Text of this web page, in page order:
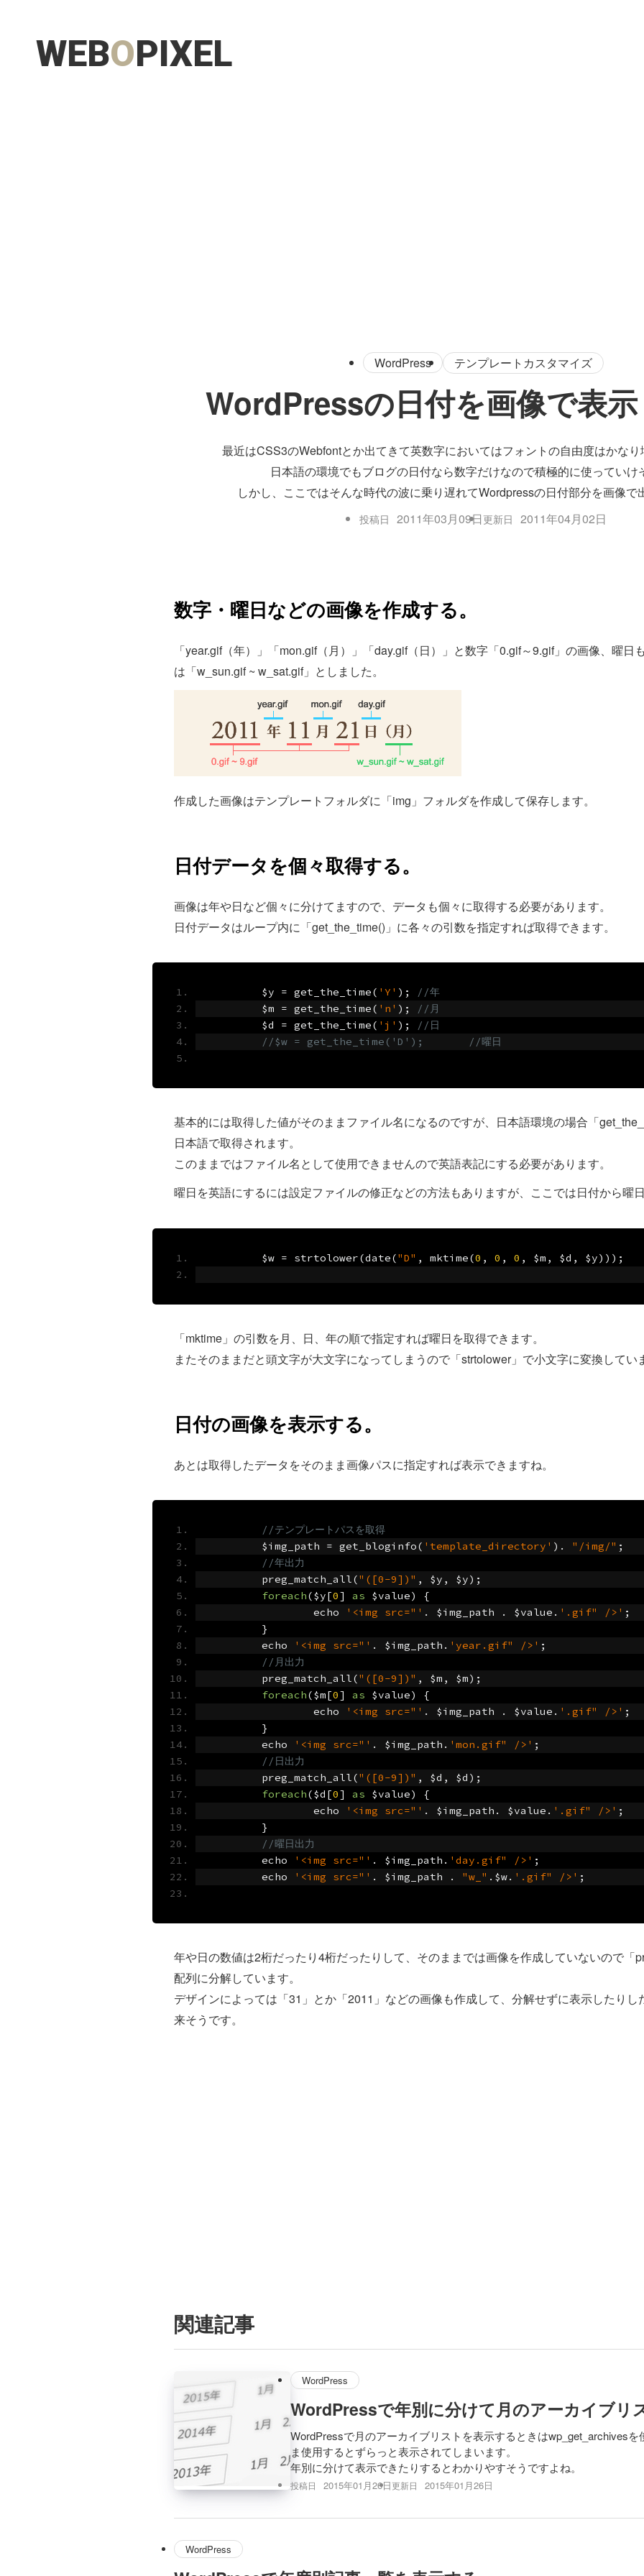
WEBOPIXEL
WordPress テンプレートカスタマイズ
WordPressの日付を画像で表
最近はCSS3のWebfontとか出てきて英数字においてはフォントの自由度はかな
日本語の環境でもブログの日付なら数字だけなので積極的に使っていけ
しかし、ここではそんな時代の波に乗り遅れてWordpressの日付部分を画像で
投稿日 2011年03月09日更新日 2011年04月02日
数字・曜日などの画像を作成する。
「year.gif（年）」「mon.gif（月）」「day.gif（日）」と数字「0.gif～9.gif」の画像、曜日
は「w_sun.gif ~ w_sat.gif」としました。
作成した画像はテンプレートフォルダに「img」フォルダを作成して保存します。
日付データを個々取得する。
画像は年や日など個々に分けてますので、データも個々に取得する必要があります。
日付データはループ内に「get_the_time()」に各々の引数を指定すれば取得できます。
	$y
= get_the_time( 'Y' );
//年
	$m
= get_the_time( 'n' );
//月
	$d
= get_the_time( 'j' );
//日
//$w = get_the_time('D');	//曜日
基本的には取得した値がそのままファイル名になるのですが、日本語環境の場合「
日本語で取得されます。
このままではファイル名として使用できませんので英語表記にする必要があります。
曜日を英語にするには設定ファイルの修正などの方法もありますが、ここでは日付から曜
	$w
= strtolower(date("D" , mktime(0 , 0 , 0 , $m , $d , $y)));
「mktime」の引数を月、日、年の順で指定すれば曜日を取得できます。
またそのままだと頭文字が大文字になってしまうので「strtolower」で小文字に変換してい
日付の画像を表示する。
あとは取得したデータをそのまま画像パスに指定すれば表示できますね。
//テンプレートパスを取得
	$img_path
= get_bloginfo( 'template_directory' ). "/img/" ;
//年出力
	preg_match_all
("([0-9])" , $y , $y);
foreach($y[0] as $value)
{
		echo
'<img src="' . $img_path . $value . '.gif" />' ;
}
	echo
'<img src="' . $img_path . 'year.gif" />' ;
//月出力
	preg_match_all
("([0-9])" , $m , $m);
foreach($m[0] as $value)
{
		echo
'<img src="' . $img_path . $value . '.gif" />' ;
}
	echo
'<img src="' . $img_path . 'mon.gif" />' ;
//日出力
	preg_match_all
("([0-9])" , $d , $d );
foreach($d [0] as $value)
{
		echo
'<img src="' . $img_path . $value . '.gif" />' ;
}
//曜日出力
	echo
'<img src="' . $img_path . 'day.gif" />' ;
	echo
'<img src="' . $img_path . "w_" . $w. '.gif" />' ;
年や日の数値は2桁だったり4桁だったりして、そのままでは画像を作成していないので「
配列に分解しています。
デザインによっては「31」とか「2011」などの画像も作成して、分解せずに表示したり
来そうです。
関連記事
WordPress
WordPressで年別に分けて月のアーカイブリ
WordPressで月のアーカイブリストを表示するときはwp_get_archives
ま使用するとずらっと表示されてしまいます。
年別に分けて表示できたりするとわかりやすそうですよね。
投稿日 2015年01月26日更新日 2015年01月26日
WordPress